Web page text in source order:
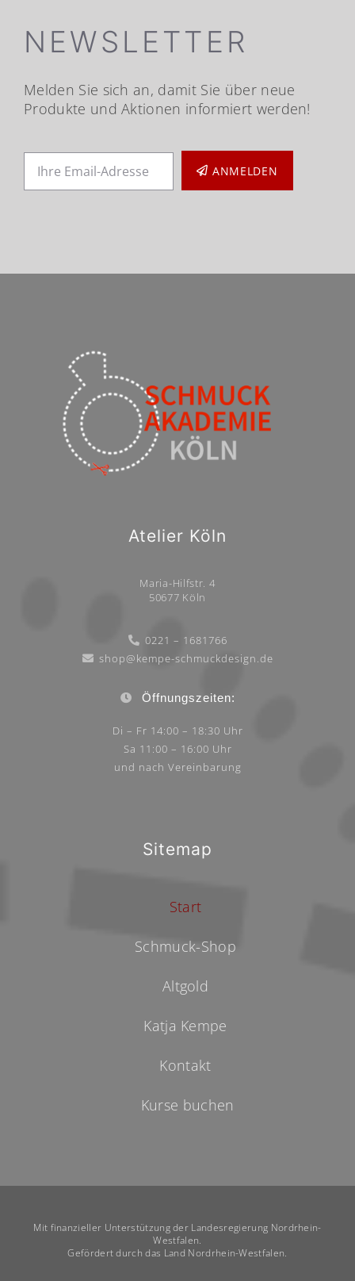
NEWSLETTER
Melden Sie sich an, damit Sie über neue
Produkte und Aktionen informiert werden!
ANMELDEN
Atelier Köln
Maria-Hilfstr. 4
50677 Köln
0221 – 1681766
shop@kempe-schmuckdesign.de
Öffnungszeiten:
Di – Fr 14:00 – 18:30 Uhr
Sa 11:00 – 16:00 Uhr
und nach Vereinbarung
Sitemap
Start
Schmuck-Shop
Altgold
Katja Kempe
Kontakt
Kurse buchen
Mit finanzieller Unterstützung der Landesregierung Nordrhein-
Westfalen.
Gefördert durch das Land Nordrhein-Westfalen.